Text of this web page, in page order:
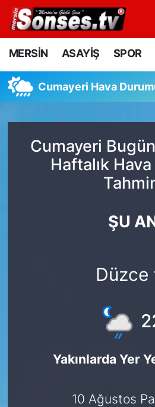
MERSİN ASAYİŞ SPOR
Cumayeri Hava
Cumayeri
Haftalık
ŞU
Düzce
Yakınlarda Yer
10 Ağustos
MERSİN
GÜNÜN MANŞETİ
DÜNYA
Mersin Nöbetçi Eczaneler
Mersin Trafik Yoğunluk
Süper Lig Puan
Son Dakika Haberleri